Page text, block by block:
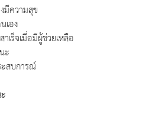
มีความสุข
เอง
เร็จเมื่อมีผู้ช่วยเหลือ
ะ
สบการณ์